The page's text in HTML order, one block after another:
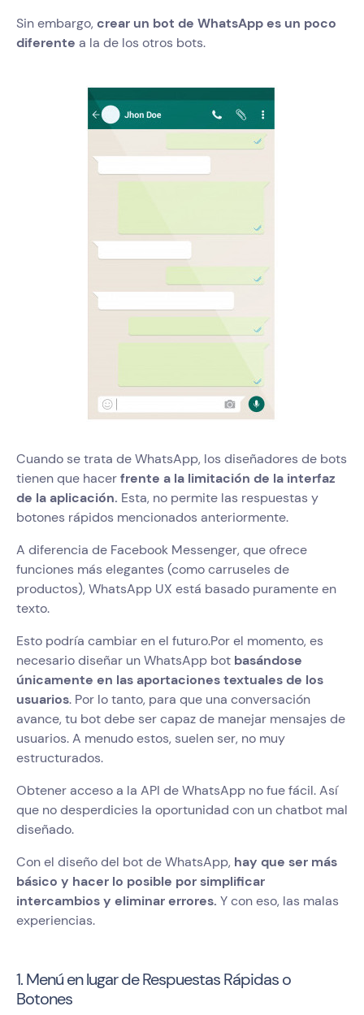
Sin embargo, crear un bot de WhatsApp es un poco
diferente a la de los otros bots.
Cuando se trata de WhatsApp, los diseñadores de bots
tienen que hacerfrente a la limitación de la interfaz
de la aplicación. Esta, no permite las respuestas y
botones rápidos mencionados anteriormente.
A diferencia de Facebook Messenger, que ofrece
funciones más elegantes (como carruseles de
productos), WhatsApp UX está basado puramente en
texto.
Esto podría cambiar en el futuro.Por el momento, es
necesario diseñar un WhatsApp bot basándose
únicamente en las aportaciones textuales de los
usuarios. Por lo tanto, para que una conversación
avance, tu bot debe ser capaz de manejar mensajes de
usuarios. A menudo estos, suelen ser, no muy
estructurados.
Obtener acceso a la API de WhatsApp no fue fácil. Así
que no desperdicies la oportunidad con un chatbot mal
diseñado.
Con el diseño del bot de WhatsApp, hay que ser más
básico y hacer lo posible por simplificar
intercambios y eliminar errores. Y con eso, las malas
experiencias.
1. Menú en lugar de Respuestas Rápidas o
Botones